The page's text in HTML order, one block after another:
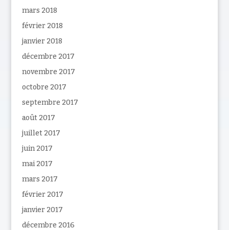
mars 2018
février 2018
janvier 2018
décembre 2017
novembre 2017
octobre 2017
septembre 2017
août 2017
juillet 2017
juin 2017
mai 2017
mars 2017
février 2017
janvier 2017
décembre 2016